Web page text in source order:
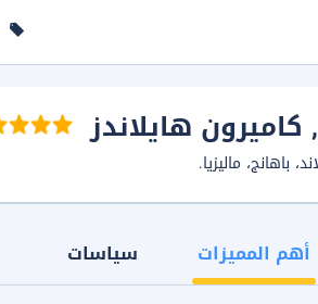
, كاميرون هايلاندز
أهم المميزات سياسات